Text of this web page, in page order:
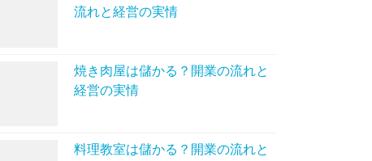
流れと経営の実情
焼き肉屋は儲かる？開業の流れと
経営の実情
料理教室は儲かる？開業の流れと